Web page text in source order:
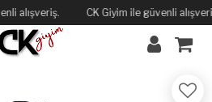
alışveriş. CK Giyim ile güvenli